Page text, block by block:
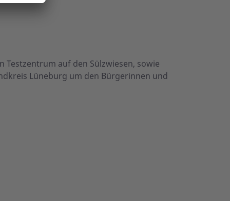
Testzentrum auf den Sülzwiesen, sowie
Lüneburg um den Bürgerinnen und